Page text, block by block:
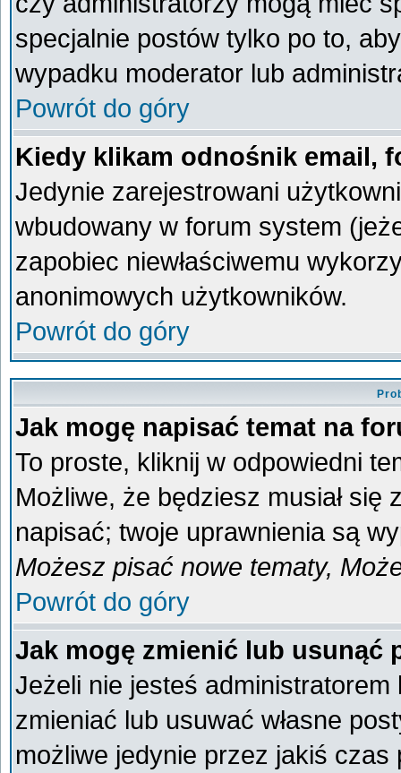
specjalnie postów tylko po to,
wypadku moderator lub
Powrót do góry
Kiedy klikam odnośnik email,
Jedynie zarejestrowani
wbudowany w forum system
zapobiec niewłaściwemu
anonimowych użytkowników.
Powrót do góry
Jak mogę napisać temat na
To proste, kliknij w odpowiedni
Możliwe, że będziesz musiał się
napisać; twoje uprawnienia są
Możesz pisać nowe tematy,
Powrót do góry
Jak mogę zmienić lub usunąć
Jeżeli nie jesteś
zmieniać lub usuwać własne
możliwe jedynie przez jakiś